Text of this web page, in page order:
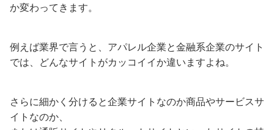
か変わってきます。
例えば業界で言うと、アパレル企業と金融系企業のサイト
では、どんなサイトがカッコイイか違いますよね。
さらに細かく分けると企業サイトなのか商品やサービスサ
イトなのか、